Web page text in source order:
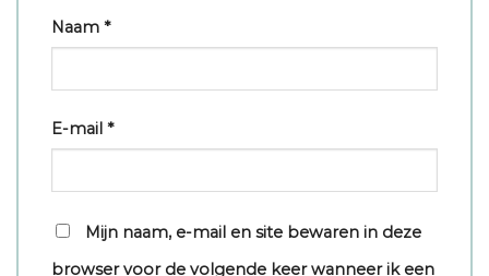
Naam *
E-mail *
Mijn naam, e-mail en site bewaren in deze
browser voor de volgende keer wanneer ik een